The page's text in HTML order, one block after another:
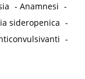
-Anamnesi -
sideropenica -
-